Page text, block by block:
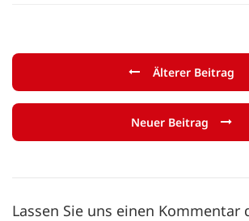
Älterer Beitrag
Neuer Beitrag
Lassen Sie uns einen Kommentar